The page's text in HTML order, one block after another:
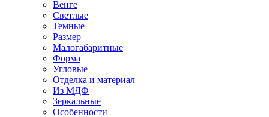
Венге
Светлые
Темные
Размер
Малогабаритные
Форма
Угловые
Отделка и материал
Из МДФ
Зеркальные
Особенности